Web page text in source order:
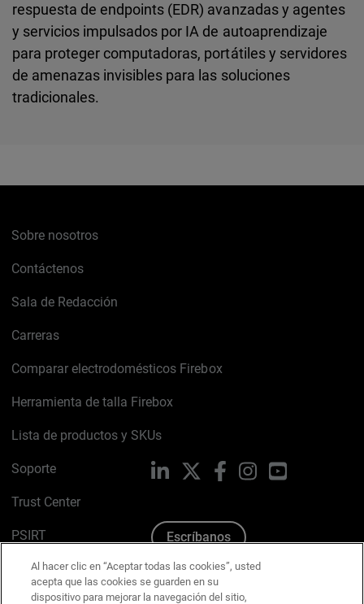
respuesta de endpoints (EDR) avanzadas y agentes
y servicios impulsados por IA de autoaprendizaje
para proteger computadoras, portátiles y servidores
de amenazas invisibles para las soluciones
tradicionales.
Sobre nosotros
Contáctenos
Sala de Redacción
Carreras
Comparar electrodomésticos Firebox
Herramienta de talla Firebox
Lista de productos y SKUs
Soporte
Trust Center
PSIRT
Política de cookies
LinkedIn FacebookInstagramYouTube
Escríbanos
Al hacer clic en “Aceptar todas las cookies”, usted
acepta que las cookies se guarden en su
dispositivo para mejorar la navegación del sitio,